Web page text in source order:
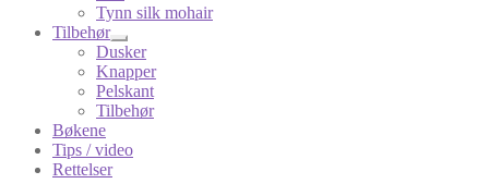
Tynn silk mohair
Tilbehør
Dusker
Knapper
Pelskant
Tilbehør
Bøkene
Tips / video
Rettelser